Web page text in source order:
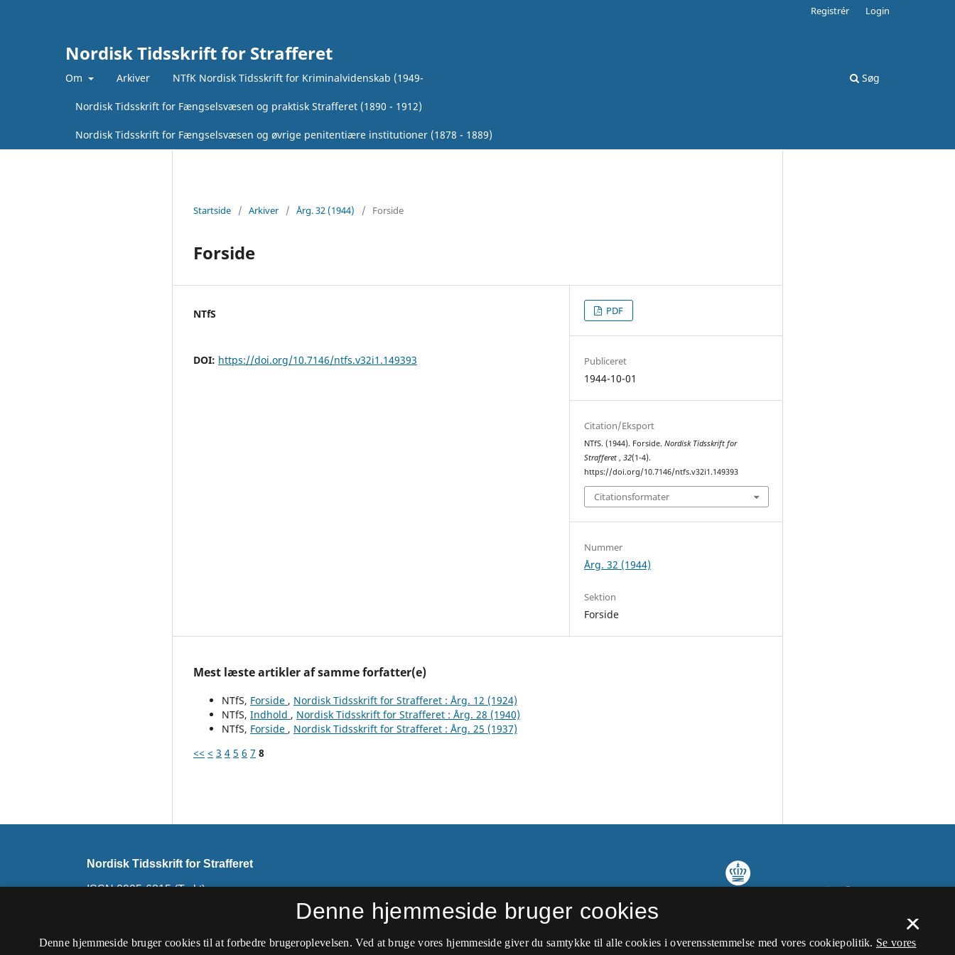
Nordisk Tidsskrift for Strafferet
Om Arkiver NTfK Nordisk Tidsskrift for Kriminalvidenskab (1949-
Nordisk Tidsskrift for Fængselsvæsen og praktisk Strafferet (1890 - 1912)
Nordisk Tidsskrift for Fængselsvæsen og øvrige penitentiære institutioner (1878 - 1889)
Søg
Registrér Login
Startside / Arkiver / Årg. 32 (1944) / Forside
Forside
NTfS
DOI: https://doi.org/10.7146/ntfs.v32i1.149393
PDF
Publiceret
1944-10-01
Citation/Eksport
NTfS. (1944). Forside.Nordisk Tidsskrift for
Strafferet,32(1-4).
https://doi.org/10.7146/ntfs.v32i1.149393
Citationsformater
Nummer
Årg. 32 (1944)
Sektion
Forside
Mest læste artikler af samme forfatter(e)
NTfS, Forside , Nordisk Tidsskrift for Strafferet : Årg. 12 (1924)
NTfS, Indhold , Nordisk Tidsskrift for Strafferet : Årg. 28 (1940)
NTfS, Forside , Nordisk Tidsskrift for Strafferet : Årg. 25 (1937)
<< < 3 4 5 6 7 8
Nordisk Tidsskrift for Strafferet
ISSN 0905-6815 (Trykt)
Nordisk Tidsskrift for Kriminalvidenskab.
×
Denne hjemmeside bruger cookies
Denne hjemmeside bruger cookies til at forbedre brugeroplevelsen. Ved at bruge vores hjemmeside giver du samtykke til alle cookies i overensstemmelse med vores cookiepolitik. Se vores